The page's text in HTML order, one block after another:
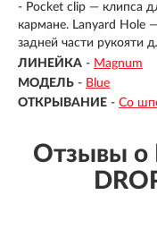
- Pocket clip — клипса
кармане. Lanyard Hole
задней части рукояти
ЛИНЕЙКА - Magnum
МОДЕЛЬ - Blue
ОТКРЫВАНИЕ - Со
Отзывы о